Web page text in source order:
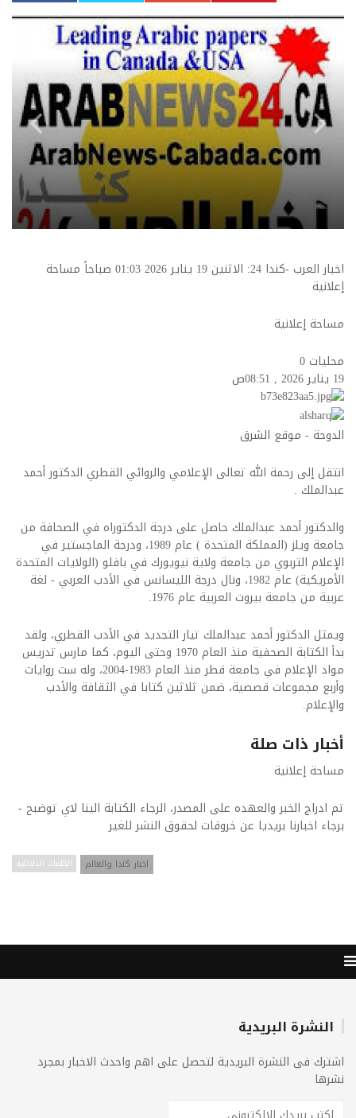
اخبار العرب -كندا 24: الاثنين 19 يناير 2026 01:03 صباحاً مساحة
إعلانية
مساحة إعلانية
محليات0
19 يناير 2026 , 08:51ص
الدوحة - موقع الشرق
انتقل إلى رحمة الله تعالى الإعلامي والروائي القطري الدكتور أحمد
عبدالملك .
والدكتور أحمد عبدالملك حاصل على درجة الدكتوراه في الصحافة من
جامعة ويلز (المملكة المتحدة ) عام 1989، ودرجة الماجستير في
الإعلام التربوي من جامعة ولاية نيويورك في بافلو (الولايات المتحدة
الأمريكية) عام 1982، ونال درجة الليسانس في الأدب العربي - لغة
عربية من جامعة بيروت العربية عام 1976.
ويمثل الدكتور أحمد عبدالملك تيار التجديد في الأدب القطري، ولقد
بدأ الكتابة الصحفية منذ العام 1970 وحتى اليوم، كما مارس تدريس
مواد الإعلام في جامعة قطر منذ العام 1983-2004، وله ست روايات
وأربع مجموعات قصصية، ضمن ثلاثين كتابا في الثقافة والأدب
والإعلام.
أخبار ذات صلة
مساحة إعلانية
تم ادراج الخبر والعهده على المصدر، الرجاء الكتابة الينا لاي توضبح -
برجاء اخبارنا بريديا عن خروقات لحقوق النشر للغير
الكلمات الدلائليه اخبار كندا والعالم
النشرة البريدية
اشترك فى النشرة البريدية لتحصل على اهم واحدث الاخبار بمجرد
نشرها